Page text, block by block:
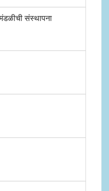
मंडळीची संस्थापना